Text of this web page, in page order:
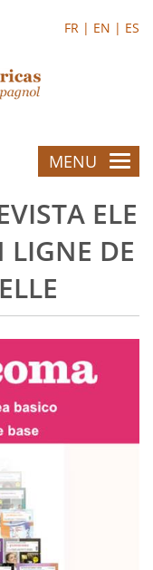
FR | EN | ES
MENU
ELE
DE